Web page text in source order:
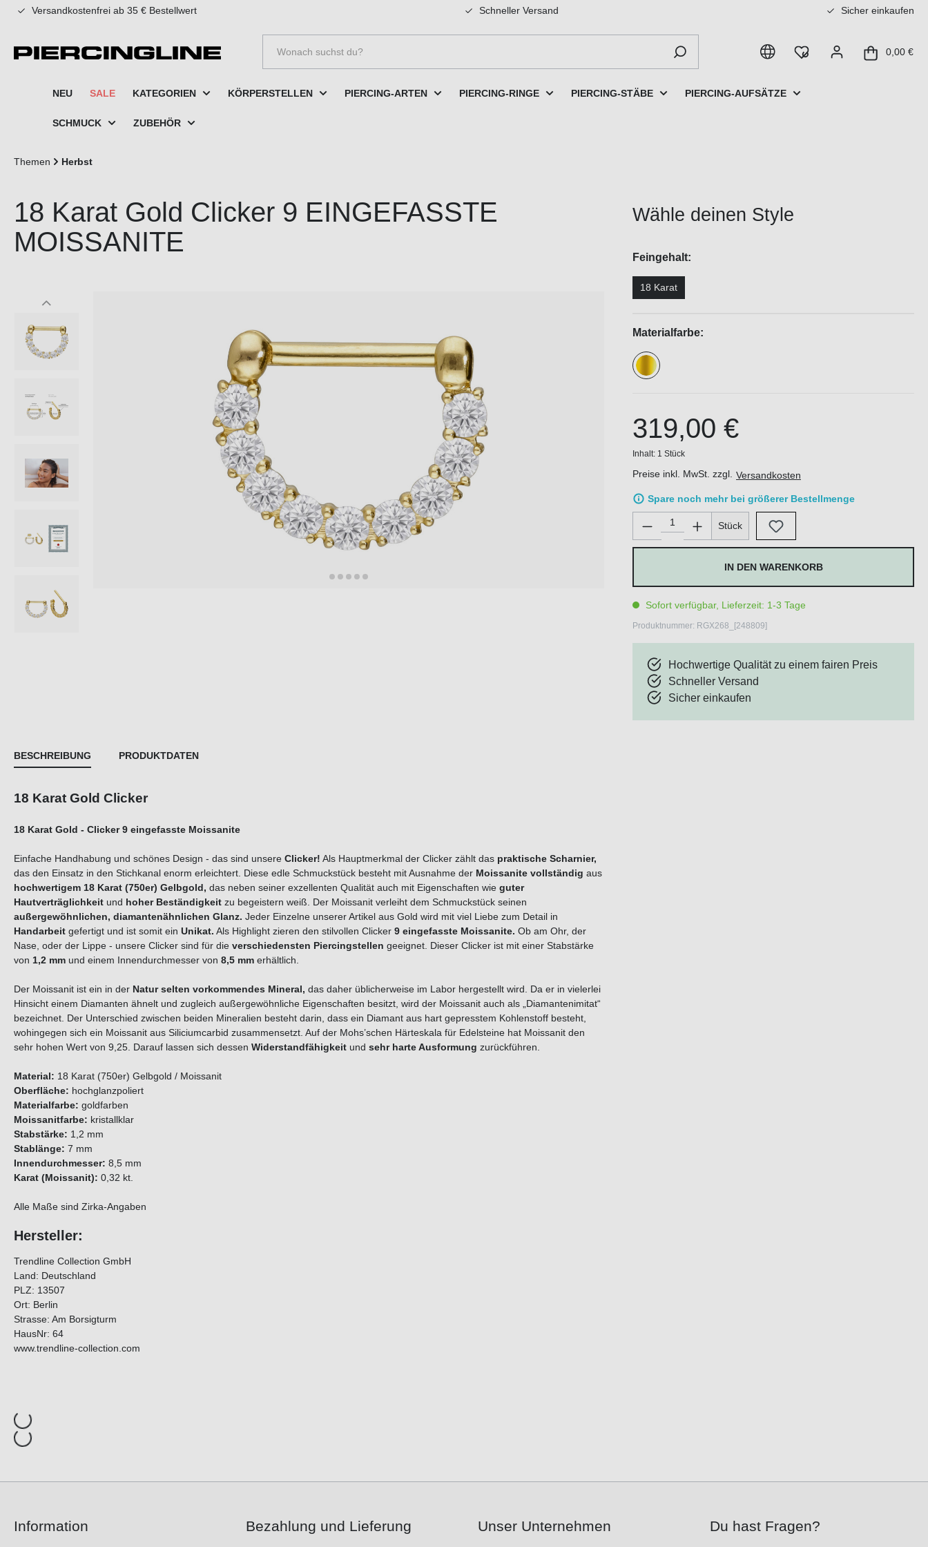
springen Zur Hauptnavigation springen
Versandkostenfrei ab 35 € Bestellwert Schneller Versand Sicher einkaufen
0,00 €
NEU SALE KATEGORIEN KÖRPERSTELLEN PIERCING-ARTEN PIERCING-RINGE PIERCING-STÄBE PIERCING-AUFSÄTZE
SCHMUCK ZUBEHÖR
Themen Herbst
18 Karat Gold Clicker 9 EINGEFASSTE
MOISSANITE
Wähle deinen Style
Feingehalt:
18 Karat
Materialfarbe:
319,00 €
Inhalt: 1 Stück
Preise inkl. MwSt. zzgl. Versandkosten
Spare noch mehr bei größerer Bestellmenge
Produkt Anzahl: Gib den gewünschten Wert ein oder
Stück
IN DEN WARENKORB
Sofort verfügbar, Lieferzeit: 1-3 Tage
Produktnummer: RGX268_[248809]
Hochwertige Qualität zu einem fairen Preis
Schneller Versand
Sicher einkaufen
BESCHREIBUNG PRODUKTDATEN
18 Karat Gold Clicker
18 Karat Gold - Clicker 9 eingefasste Moissanite
Einfache Handhabung und schönes Design - das sind unsere Clicker! Als Hauptmerkmal der Clicker zählt das praktische Scharnier,
das den Einsatz in den Stichkanal enorm erleichtert. Diese edle Schmuckstück besteht mit Ausnahme der Moissanite vollständig aus
hochwertigem 18 Karat (750er) Gelbgold, das neben seiner exzellenten Qualität auch mit Eigenschaften wie guter
Hautverträglichkeit und hoher Beständigkeit zu begeistern weiß. Der Moissanit verleiht dem Schmuckstück seinen
außergewöhnlichen, diamantenähnlichen Glanz. Jeder Einzelne unserer Artikel aus Gold wird mit viel Liebe zum Detail in
Handarbeit gefertigt und ist somit ein Unikat. Als Highlight zieren den stilvollen Clicker 9 eingefasste Moissanite. Ob am Ohr, der
Nase, oder der Lippe - unsere Clicker sind für die verschiedensten Piercingstellen geeignet. Dieser Clicker ist mit einer Stabstärke
von 1,2 mm und einem Innendurchmesser von 8,5 mm erhältlich.
Der Moissanit ist ein in der Natur selten vorkommendes Mineral, das daher üblicherweise im Labor hergestellt wird. Da er in vielerlei
Hinsicht einem Diamanten ähnelt und zugleich außergewöhnliche Eigenschaften besitzt, wird der Moissanit auch als „Diamantenimitat“
bezeichnet. Der Unterschied zwischen beiden Mineralien besteht darin, dass ein Diamant aus hart gepresstem Kohlenstoff besteht,
wohingegen sich ein Moissanit aus Siliciumcarbid zusammensetzt. Auf der Mohs’schen Härteskala für Edelsteine hat Moissanit den
sehr hohen Wert von 9,25. Darauf lassen sich dessen Widerstandfähigkeit und sehr harte Ausformung zurückführen.
Material: 18 Karat (750er) Gelbgold / Moissanit
Oberfläche: hochglanzpoliert
Materialfarbe: goldfarben
Moissanitfarbe: kristallklar
Stabstärke: 1,2 mm
Stablänge: 7 mm
Innendurchmesser: 8,5 mm
Karat (Moissanit): 0,32 kt.
Alle Maße sind Zirka-Angaben
Hersteller:
Trendline Collection GmbH
Land: Deutschland
PLZ: 13507
Ort: Berlin
Strasse: Am Borsigturm
HausNr: 64
www.trendline-collection.com
Information Bezahlung und Lieferung Unser Unternehmen Du hast Fragen?